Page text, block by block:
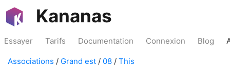
Kananas
Essayer Tarifs Documentation Connexion Blog
Associations / Grand est / 08 / This